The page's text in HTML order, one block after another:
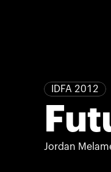
IDFA 2012
Jordan